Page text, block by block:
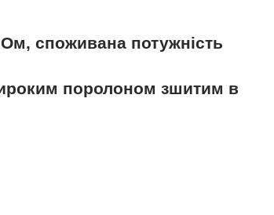
Ом, споживана потужність
поролоном зшитим в